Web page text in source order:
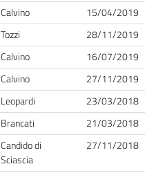
Calvino
15/04/2019
Tozzi
28/11/2019
Calvino
16/07/2019
Calvino
27/11/2019
Leopardi
23/03/2018
Brancati
21/03/2018
Candido di
Sciascia
27/11/2018